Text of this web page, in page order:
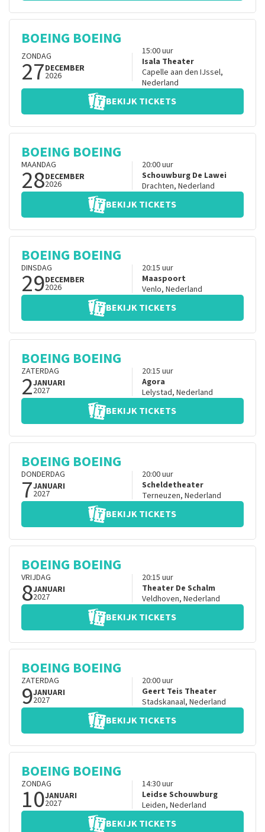
BOEING BOEING
ZONDAG
27DECEMBER
2026
15:00uur
Isala Theater
Capelle aan den IJssel,
Nederland
BEKIJK TICKETS
BOEING BOEING
MAANDAG
28DECEMBER
2026
20:00uur
Schouwburg De Lawei
Drachten, Nederland
BEKIJK TICKETS
BOEING BOEING
DINSDAG
29DECEMBER
2026
20:15 uur
Maaspoort
Venlo, Nederland
BEKIJK TICKETS
BOEING BOEING
ZATERDAG
2JANUARI
2027
20:15 uur
Agora
Lelystad, Nederland
BEKIJK TICKETS
BOEING BOEING
DONDERDAG
7JANUARI
2027
20:00uur
Scheldetheater
Terneuzen, Nederland
BEKIJK TICKETS
BOEING BOEING
VRIJDAG
8JANUARI
2027
20:15 uur
Theater De Schalm
Veldhoven, Nederland
BEKIJK TICKETS
BOEING BOEING
ZATERDAG
9JANUARI
2027
20:00uur
Geert Teis Theater
Stadskanaal, Nederland
BEKIJK TICKETS
BOEING BOEING
ZONDAG
10JANUARI
2027
14:30uur
Leidse Schouwburg
Leiden, Nederland
BEKIJK TICKETS